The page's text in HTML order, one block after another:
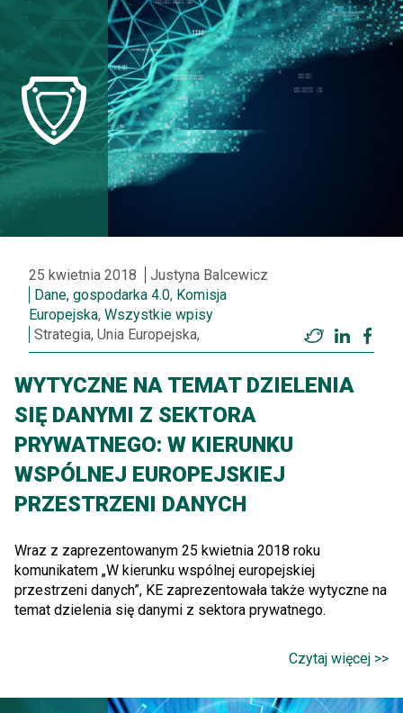
25 kwietnia 2018
Justyna Balcewicz
Dane, gospodarka 4.0, Komisja
Europejska, Wszystkie wpisy
Strategia, Unia Europejska,
Twitter
WYTYCZNE NA TEMAT DZIELENIA
SIĘ DANYMI Z SEKTORA
PRYWATNEGO: W KIERUNKU
WSPÓLNEJ EUROPEJSKIEJ
PRZESTRZENI DANYCH
Wraz z zaprezentowanym 25 kwietnia 2018 roku
komunikatem „W kierunku wspólnej europejskiej
przestrzeni danych”, KE zaprezentowała także wytyczne na
temat dzielenia się danymi z sektora prywatnego.
Czytaj więcej >>